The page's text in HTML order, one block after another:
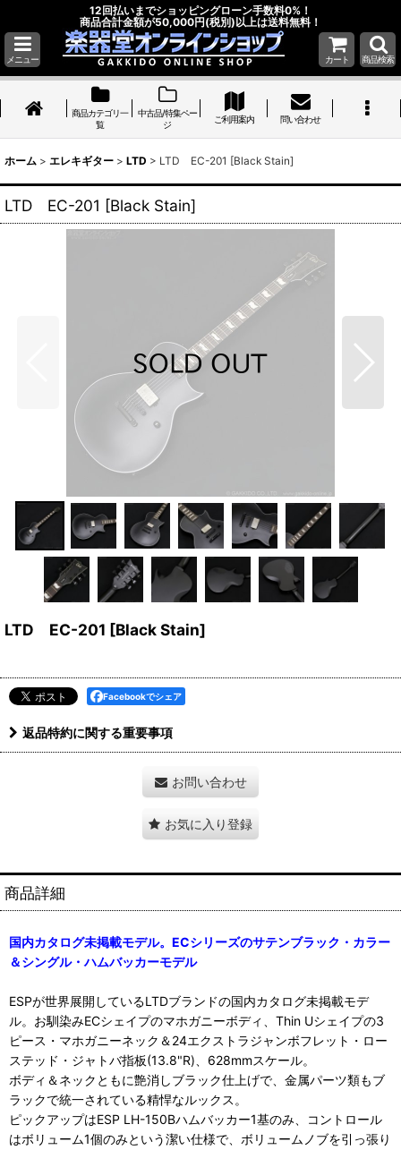
12回払いまでショッピングローン手数料0%！
商品合計金額が50,000円(税別)以上は送料無料！
メニュー カート 商品検索
商品カテゴリ一
覧
中古品/特集ペー
ジ
ご利用案内 問い合わせ
ホーム > エレキギター > LTD > LTD EC-201 [Black Stain]
LTD EC-201 [Black Stain]
LTD EC-201 [Black Stain]
Facebookでシェア
返品特約に関する重要事項
お問い合わせ
お気に入り登録
商品詳細
国内カタログ未掲載モデル。ECシリーズのサテンブラック・カラー
＆シングル・ハムバッカーモデル
ESPが世界展開しているLTDブランドの国内カタログ未掲載モデ
ル。お馴染みECシェイプのマホガニーボディ、Thin Uシェイプの3
ピース・マホガニーネック＆24エクストラジャンボフレット・ロー
ステッド・ジャトバ指板(13.8"R)、628mmスケール。
ボディ＆ネックともに艶消しブラック仕上げで、金属パーツ類もブ
ラックで統一されている精悍なルックス。
ピックアップはESP LH-150Bハムバッカー1基のみ、コントロール
はボリューム1個のみという潔い仕様で、ボリュームノブを引っ張り